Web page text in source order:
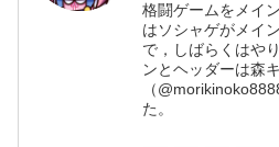
格闘ゲームをメイ
はソシャゲがメイ
で，しばらくはや
ンとヘッダーは森
（
た。